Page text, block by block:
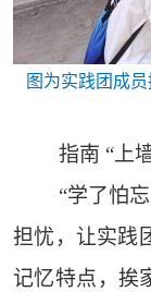
图为实践团成
指南 “上
“学了怕
担忧，让实践
记忆特点，挨